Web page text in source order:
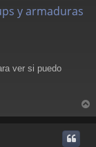
y armaduras
ver si puedo
r